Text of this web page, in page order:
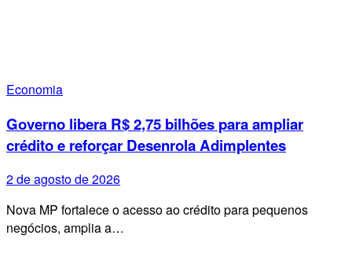
Economia
Governo libera R$ 2,75 bilhões para ampliar
crédito e reforçar Desenrola Adimplentes
2 de agosto de 2026
Nova MP fortalece o acesso ao crédito para pequenos
negócios, amplia a…